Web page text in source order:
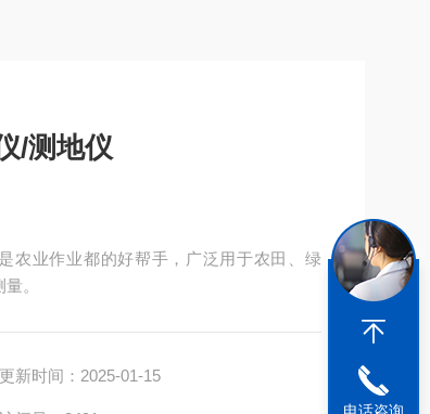
/测地仪
农业作业都的好帮手，广泛用于农田、绿
。
更新时间：2025-01-15
电话咨询